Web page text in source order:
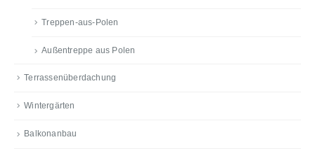
Treppen-aus-Polen
Außentreppe aus Polen
Terrassenüberdachung
Wintergärten
Balkonanbau